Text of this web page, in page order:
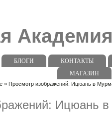
БЛОГИ КОНТАКТЫ
МАГАЗИН
» Просмотр изображений: Ицюань в
Ицюань